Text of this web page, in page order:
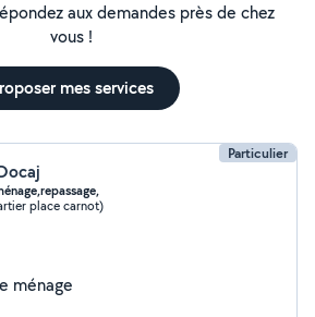
aux demandes près de chez
vous !
mes services
Particulier
place carnot)
ménage